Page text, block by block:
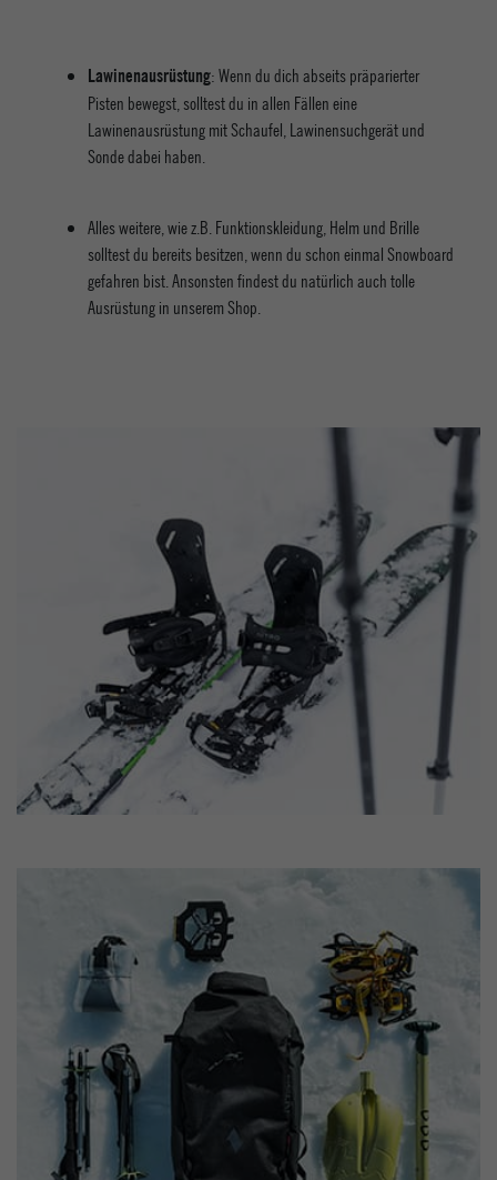
Lawinenausrüstung: Wenn du dich abseits präparierter
Pisten bewegst, solltest du in allen Fällen eine
Lawinenausrüstung mit Schaufel, Lawinensuchgerät und
Sonde dabei haben.
Alles weitere, wie z.B. Funktionskleidung, Helm und Brille
solltest du bereits besitzen, wenn du schon einmal Snowboard
gefahren bist. Ansonsten findest du natürlich auch tolle
Ausrüstung in unserem Shop.